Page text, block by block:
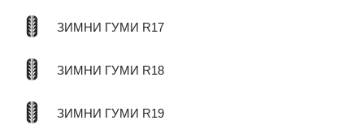
ЗИМНИ ГУМИ R17
ЗИМНИ ГУМИ R18
ЗИМНИ ГУМИ R19